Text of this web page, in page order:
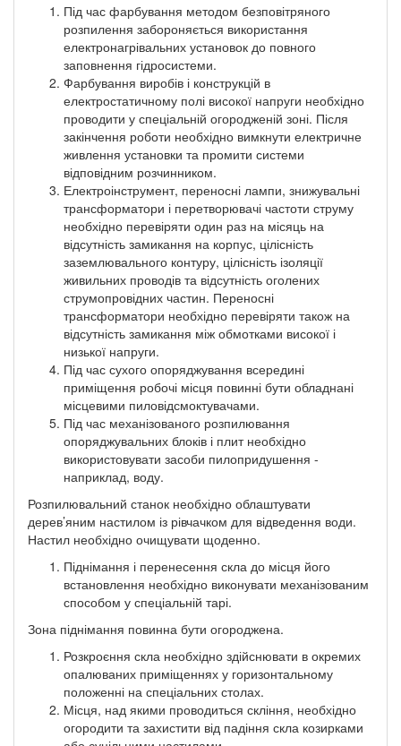
Під час фарбування методом безповітряного
розпилення забороняється використання
електронагрівальних установок до повного
заповнення гідросистеми.
Фарбування виробів і конструкцій в
електростатичному полі високої напруги необхідно
проводити у спеціальній огородженій зоні. Після
закінчення роботи необхідно вимкнути електричне
живлення установки та промити системи
відповідним розчинником.
Електроінструмент, переносні лампи, знижувальні
трансформатори і перетворювачі частоти струму
необхідно перевіряти один раз на місяць на
відсутність замикання на корпус, цілісність
заземлювального контуру, цілісність ізоляції
живильних проводів та відсутність оголених
струмопровідних частин. Переносні
трансформатори необхідно перевіряти також на
відсутність замикання між обмотками високої і
низької напруги.
Під час сухого опоряджування всередині
приміщення робочі місця повинні бути обладнані
місцевими пиловідсмоктувачами.
Під час механізованого розпилювання
опоряджувальних блоків і плит необхідно
використовувати засоби пилопридушення -
наприклад, воду.
Розпилювальний станок необхідно облаштувати
дерев’яним настилом із рівчачком для відведення води.
Настил необхідно очищувати щоденно.
Піднімання і перенесення скла до місця його
встановлення необхідно виконувати механізованим
способом у спеціальній тарі.
Зона піднімання повинна бути огороджена.
Розкроєння скла необхідно здійснювати в окремих
опалюваних приміщеннях у горизонтальному
положенні на спеціальних столах.
Місця, над якими проводиться скління, необхідно
огородити та захистити від падіння скла козирками